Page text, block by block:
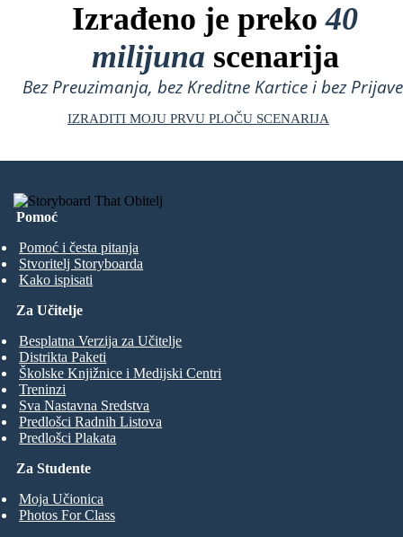
Izrađeno je preko40
milijuna scenarija
Bez Preuzimanja, bez Kreditne Kartice i bez
IZRADITI MOJU PRVU PLOČU SCENARIJA
Pomoć
Pomoć i česta pitanja
Stvoritelj Storyboarda
Kako ispisati
Za Studente
Moja Učionica
Photos For Class
Za Učitelje
Besplatna Verzija za Učitelje
Distrikta Paketi
Školske Knjižnice i Medijski Centri
Treninzi
Sva Nastavna Sredstva
Predlošci Radnih Listova
Predlošci Plakata